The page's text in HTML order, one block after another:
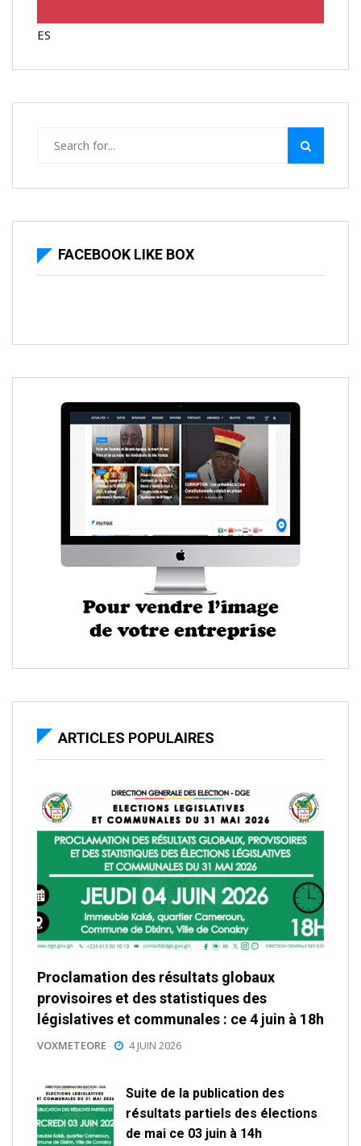
ES
FACEBOOK LIKE BOX
ARTICLES POPULAIRES
Proclamation des résultats globaux
provisoires et des statistiques des
législatives et communales : ce 4 juin à 18h
VOXMETEORE 4 JUIN 2026
Suite de la publication des
résultats partiels des élections
de mai ce 03 juin à 14h